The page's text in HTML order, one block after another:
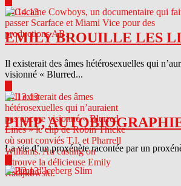
04.14.13
EMILY BROUILLE LES
Il existerait des âmes hétérosexuelles qui
visionné « Blurred...
04.13.13
PIMP,
La vie d’un proxénète racontée par un
04.12.13